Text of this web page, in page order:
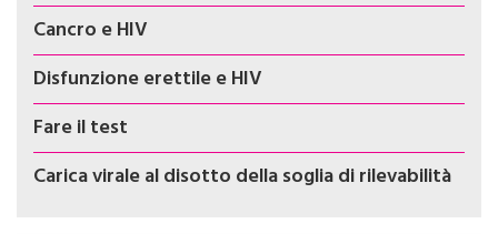
Cancro e HIV
Disfunzione erettile e HIV
Fare il test
Carica virale al disotto della soglia di rilevabilità